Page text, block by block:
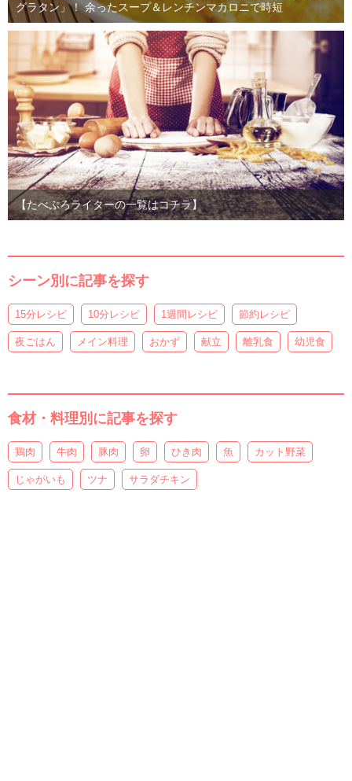
グラタン」！ 余ったスープ＆レンチンマカロニで時短
【たべぷろライターの一覧はコチラ】
シーン別に記事を探す
15分レシピ 10分レシピ 1週間レシピ 節約レシピ
夜ごはん メイン料理 おかず 献立 離乳食 幼児食
食材・料理別に記事を探す
鶏肉 牛肉 豚肉 卵 ひき肉 魚 カット野菜
じゃがいも ツナ サラダチキン